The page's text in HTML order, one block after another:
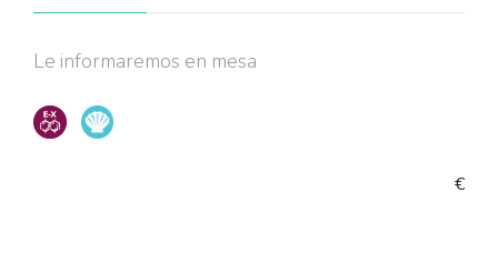
Le informaremos en mesa
€